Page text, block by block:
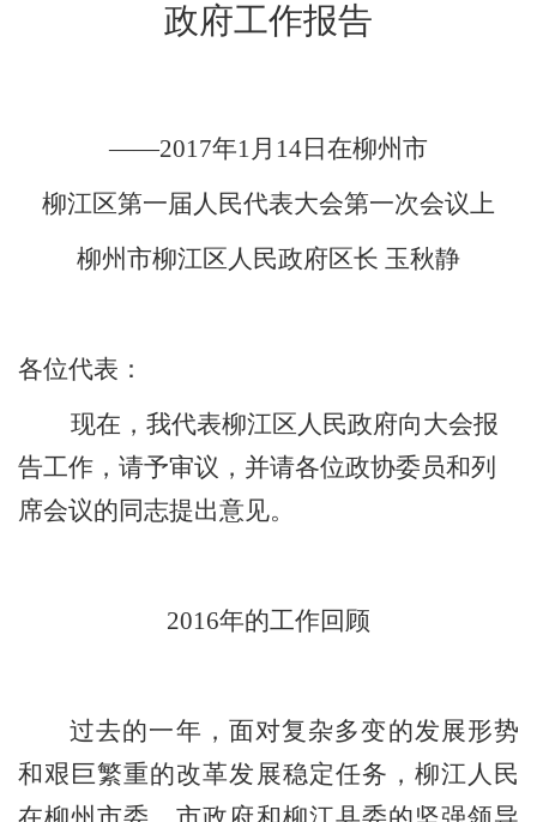
政府工作报告
——2017年1月 14日在柳州市
柳江区第一届人民代表大会第一次会议上
柳州市柳江区人民政府区长 玉秋静
各位代表：
现在，我代表柳江区人民政府向大会报
告工作，请予审议，并请各位政协委员和列
席会议的同志提出意见。
2016年的工作回顾
过去的一年，面对复杂多变的发展形势
和艰巨繁重的改革发展稳定任务，柳江人民